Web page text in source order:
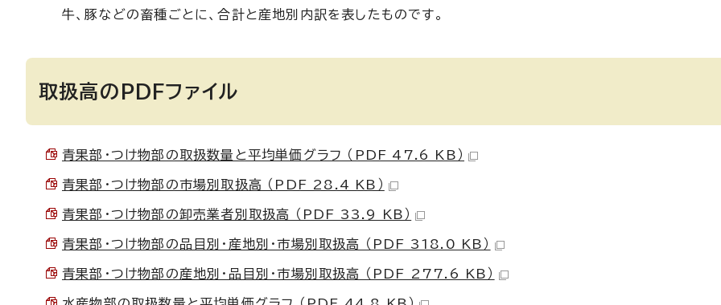
牛、豚などの畜種ごとに、合計と産地別内訳を表したものです。
取扱高のPDFファイル
青果部・つけ物部の取扱数量と平均単価グラフ （PDF 47.6 KB）
青果部・つけ物部の市場別取扱高 （PDF 28.4 KB）
青果部・つけ物部の卸売業者別取扱高 （PDF 33.9 KB）
青果部・つけ物部の品目別・産地別・市場別取扱高 （PDF 318.0 KB）
青果部・つけ物部の産地別・品目別・市場別取扱高 （PDF 277.6 KB）